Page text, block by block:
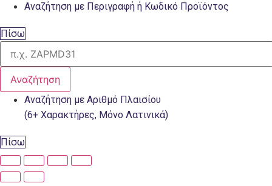
Αναζήτηση με Περιγραφή ή Κωδικό Προϊόντος
Πίσω
Αναζήτηση
Αναζήτηση με Αριθμό Πλαισίου
(6+ Χαρακτήρες, Μόνο Λατινικά)
Πίσω